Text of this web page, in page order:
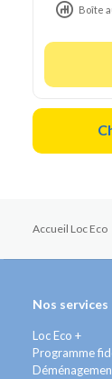
Boîte
Accueil Loc Eco
Nos services
Loc Eco +
Programme